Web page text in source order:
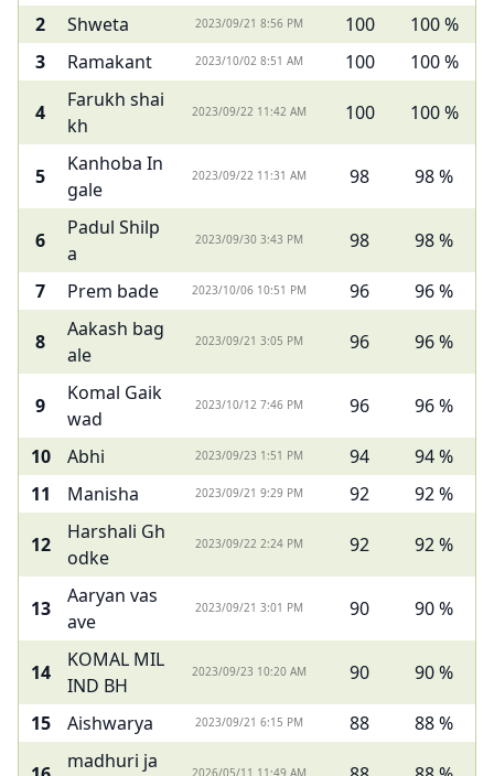
2 Shweta 2023/09/21 8:56 PM 100
100 %
3
Ramakant 2023/10/02 8:51 AM 100 100 %
4
Farukh shai
kh
2023/09/22 11:42 AM 100 100 %
5
Kanhoba In
gale
2023/09/22 11:31 AM 98 98 %
6
Padul Shilp
a
2023/09/30 3:43 PM 98 98 %
7 Prem bade 2023/10/06 10:51 PM 96 96 %
8
Aakash bag
ale
2023/09/21 3:05 PM 96 96 %
9
Komal Gaik
wad
2023/10/12 7:46 PM 96 96 %
10 Abhi 2023/09/23 1:51 PM 94
94 %
11
Manisha 2023/09/21 9:29 PM 92 92 %
12
Harshali Gh
odke
2023/09/22 2:24 PM 92 92 %
13
Aaryan vas
ave
2023/09/21 3:01 PM 90 90 %
14
KOMAL MIL
IND BH
2023/09/23 10:20 AM 90 90 %
15 Aishwarya 2023/09/21 6:15 PM 88 88 %
madhuri ja
2026/05/11 11:49 AM